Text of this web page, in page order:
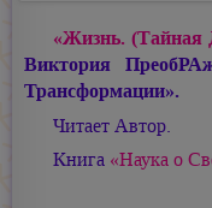
«Жизнь.
Виктория
Трансформации».
Читает Автор.
Книга «Наука о